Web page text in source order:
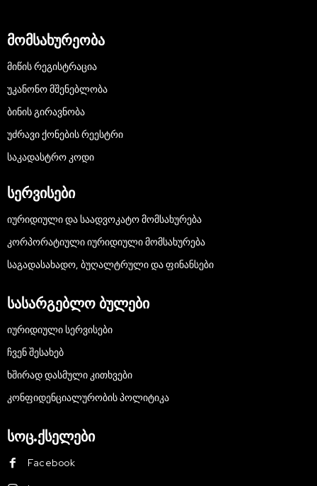
მომსახურეობა
ᲛᲘᲬᲘᲡ ᲠᲔᲒᲘᲡᲢᲠᲐᲪᲘᲐ
ᲣᲙᲐᲜᲝᲜᲝ ᲛᲨᲔᲜᲔᲑᲚᲝᲑᲐ
ᲑᲘᲜᲘᲡ ᲒᲘᲠᲐᲕᲜᲝᲑᲐ
ᲣᲫᲠᲐᲕᲘ ᲥᲝᲜᲔᲑᲘᲡ ᲠᲔᲔᲡᲢᲠᲘ
ᲡᲐᲙᲐᲓᲐᲡᲢᲠᲝ ᲙᲝᲓᲘ
სერვისები
ᲘᲣᲠᲘᲓᲘᲣᲚᲘ ᲓᲐ ᲡᲐᲐᲓᲕᲝᲙᲐᲢᲝ ᲛᲝᲛᲡᲐᲮᲣᲠᲔᲑᲐ
ᲙᲝᲠᲞᲝᲠᲐᲢᲘᲣᲚᲘ ᲘᲣᲠᲘᲓᲘᲣᲚᲘ ᲛᲝᲛᲡᲐᲮᲣᲠᲔᲑᲐ
ᲡᲐᲒᲐᲓᲐᲡᲐᲮᲐᲓᲝ, ᲑᲣᲦᲐᲚᲢᲠᲣᲚᲘ ᲓᲐ ᲤᲘᲜᲐᲜᲡᲔᲑᲘ
სასარგებლო ბულები
ᲘᲣᲠᲘᲓᲘᲣᲚᲘ ᲡᲔᲠᲕᲘᲡᲔᲑᲘ
ᲩᲕᲔᲜ ᲨᲔᲡᲐᲮᲔᲑ
ᲮᲨᲘᲠᲐᲓ ᲓᲐᲡᲛᲣᲚᲘ ᲙᲘᲗᲮᲕᲔᲑᲘ
ᲙᲝᲜᲤᲘᲓᲔᲜᲪᲘᲐᲚᲣᲠᲝᲑᲘᲡ ᲞᲝᲚᲘᲢᲘᲙᲐ
სოც.ქსელები
Facebook